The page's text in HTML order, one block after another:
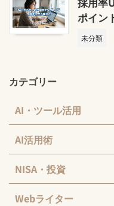
ポイン
未分類
カテゴリー
AI・ツール活用
AI活用術
NISA・投資
Webライター